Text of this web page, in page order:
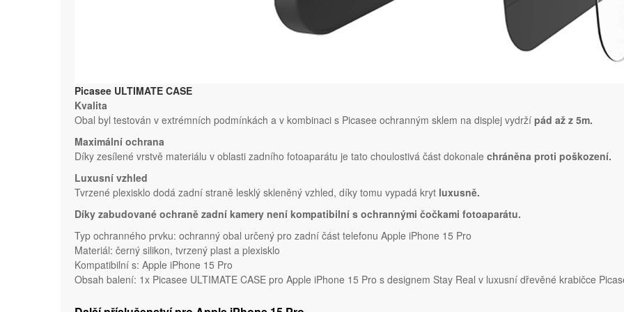
Picasee ULTIMATE CASE
Kvalita
Obal byl testován v extrémních podmínkách a v kombinaci s Picasee ochranným sklem na displej vydrží pád až z 5m.
Maximální ochrana
Díky zesílené vrstvě materiálu v oblasti zadního fotoaparátu je tato choulostivá část dokonale chráněna proti poškození.
Luxusní vzhled
Tvrzené plexisklo dodá zadní straně lesklý skleněný vzhled, díky tomu vypadá kryt luxusně.
Díky zabudované ochraně zadní kamery není kompatibilní s ochrannými čočkami fotoaparátu.
Typ ochranného prvku: ochranný obal určený pro zadní část telefonu Apple iPhone 15 Pro
Materiál: černý silikon, tvrzený plast a plexisklo
Kompatibilní s: Apple iPhone 15 Pro
Obsah balení: 1x Picasee ULTIMATE CASE pro Apple iPhone 15 Pro s designem Stay Real v luxusní dřevěné krabičce